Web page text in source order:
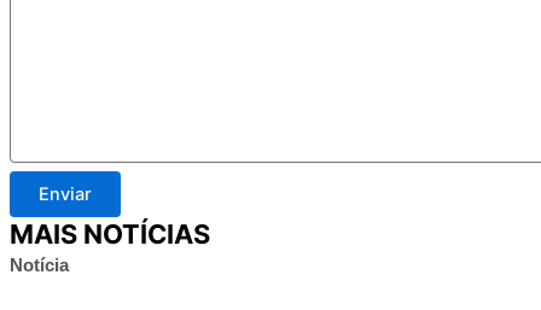
Enviar
MAIS NOTÍCIAS
Notícia